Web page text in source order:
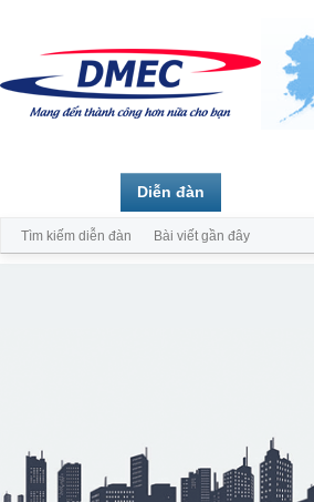
Diễn đàn
Tìm kiếm diễn đàn Bài viết gần đây